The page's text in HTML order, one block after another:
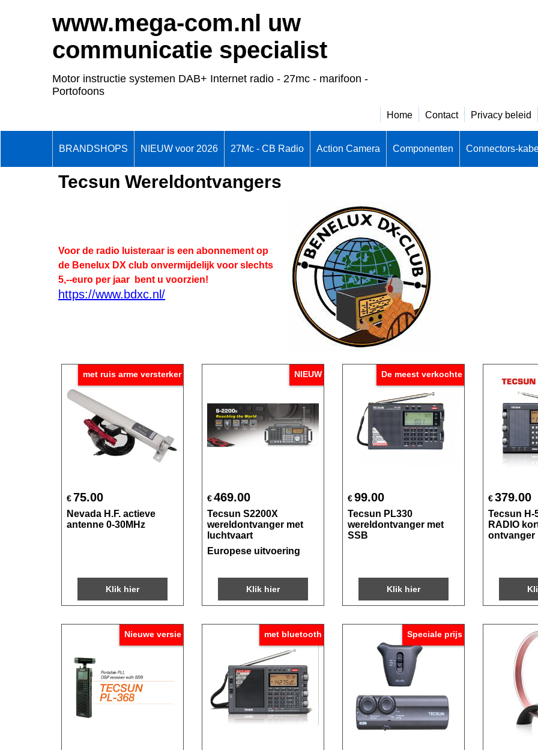
www.mega-com.nl uw
communicatie specialist
Motor instructie systemen DAB+ Internet radio - 27mc - marifoon -
Portofoons
Home Contact Privacy beleid
BRANDSHOPS NIEUW voor 2026 27Mc - CB Radio Action Camera Componenten Connectors-
Tecsun Wereldontvangers
Voor de radio luisteraar is een abonnement op
de Benelux DX club onvermijdelijk voor slechts
5,--euro per jaar bent u voorzien!
https://www.bdxc.nl/
met ruis arme versterker
€75.00
Nevada H.F. actieve
antenne 0-30MHz
Klik hier
NIEUW
€469.00
Tecsun S2200X
wereldontvanger met
luchtvaart
Europese uitvoering
Klik hier
De meest verkochte
€99.00
Tecsun PL330
wereldontvanger met
SSB
Klik hier
€379.00
Tecsun H-
RADIO
ontvanger
Nieuwe versie met bluetooth Speciale prijs